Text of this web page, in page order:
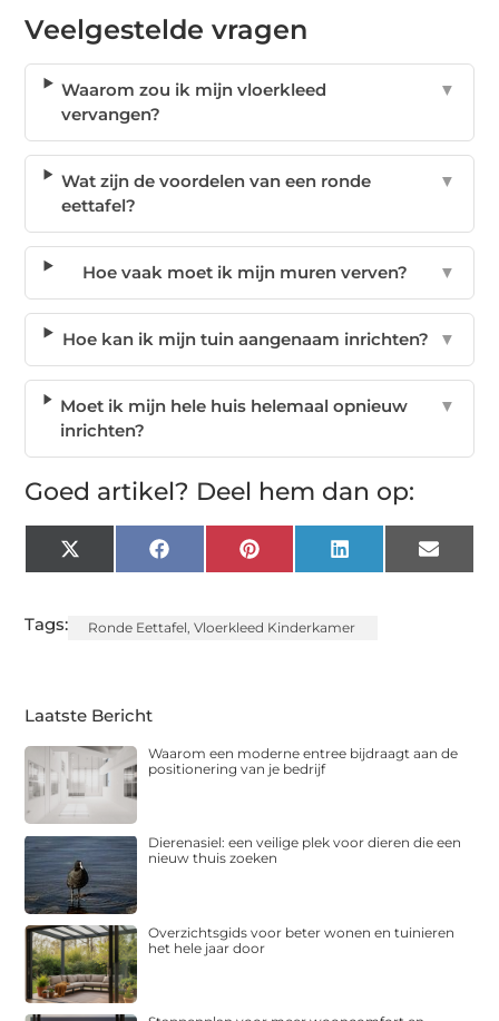
Veelgestelde vragen
Waarom zou ik mijn vloerkleed
vervangen?
▼
Wat zijn de voordelen van een ronde
eettafel?
▼
Hoe vaak moet ik mijn muren verven? ▼
Hoe kan ik mijn tuin aangenaam inrichten? ▼
Moet ik mijn hele huis helemaal opnieuw
inrichten?
▼
Goed artikel? Deel hem dan op:
X
(Twitter)
FacebookPinterest LinkedIn Email
Tags: Ronde Eettafel ,Vloerkleed Kinderkamer
Laatste Bericht
Waarom een moderne entree bijdraagt aan de
positionering van je bedrijf
Dierenasiel: een veilige plek voor dieren die een
nieuw thuis zoeken
Overzichtsgids voor beter wonen en tuinieren
het hele jaar door